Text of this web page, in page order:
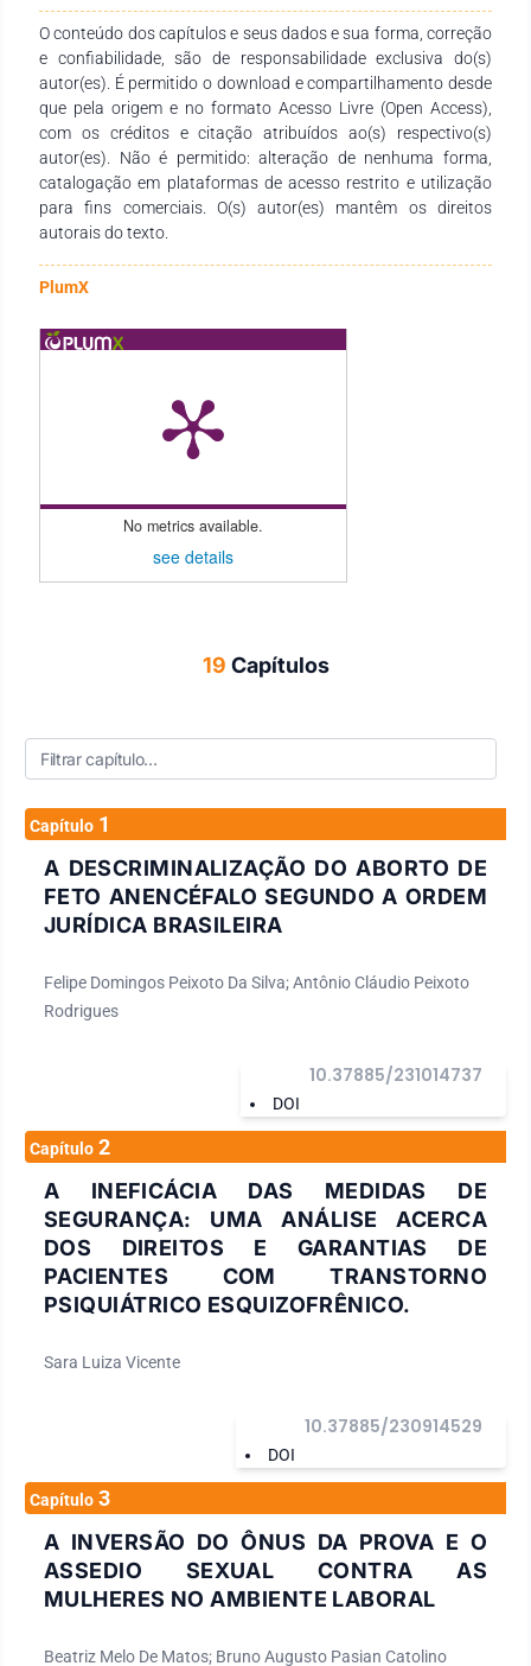
resulta da necessidade de contribuições reflexivas e inflexivas
na área jurídica, sendo composta por diversos capítulos que
almejam ao despertar crítico-científico dos leitores no que
tangencie a temas pós-modernos relacionados ao Direito,
sendo que o processo colaborativo sistêmico se deu entre
docentes, discentes e demais pesquisadores do assunto. Não
menos importante, sentimo-nos gratos e honrados por cada
contribuição exímia dos autores, o que tornou o livro atual e
necessário.
O conteúdo dos capítulos e seus dados e sua forma, correção
e confiabilidade, são de responsabilidade exclusiva do(s)
autor(es). É permitido o download e compartilhamento desde
que pela origem e no formato Acesso Livre (Open Access),
com os créditos e citação atribuídos ao(s) respectivo(s)
autor(es). Não é permitido: alteração de nenhuma forma,
catalogação em plataformas de acesso restrito e utilização
para fins comerciais. O(s) autor(es) mantêm os direitos
autorais do texto.
PlumX
No metrics available.
see details
19 Capítulos
Capítulo 1
A DESCRIMINALIZAÇÃO DO ABORTO DE
FETO ANENCÉFALO SEGUNDO A ORDEM
JURÍDICA BRASILEIRA
Felipe Domingos Peixoto Da Silva; Antônio Cláudio Peixoto
Rodrigues
DOI
10.37885/231014737
Capítulo 2
A INEFICÁCIA DAS MEDIDAS DE
SEGURANÇA: UMA ANÁLISE ACERCA
DOS DIREITOS E GARANTIAS DE
PACIENTES COM TRANSTORNO
PSIQUIÁTRICO ESQUIZOFRÊNICO.
Sara Luiza Vicente
DOI
10.37885/230914529
Capítulo 3
A INVERSÃO DO ÔNUS DA PROVA E O
ASSEDIO SEXUAL CONTRA AS
MULHERES NO AMBIENTE LABORAL
Beatriz Melo De Matos; Bruno Augusto Pasian Catolino